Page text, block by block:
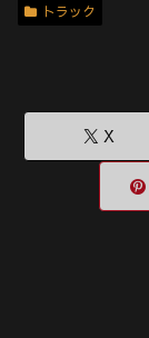
トラック
X